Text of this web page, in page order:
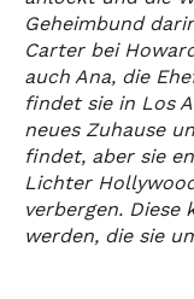
Geheimbund
Carter bei
auch Ana, die
findet sie in Los
neues Zuhause
findet, aber sie
Lichter
verbergen. Diese
werden, die sie